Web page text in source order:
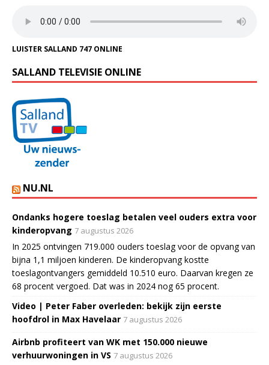
LUISTER SALLAND 747 ONLINE
SALLAND TELEVISIE ONLINE
NU.NL
Ondanks hogere toeslag betalen veel ouders extra voor
kinderopvang 7 augustus 2026
In 2025 ontvingen 719.000 ouders toeslag voor de opvang van
bijna 1,1 miljoen kinderen. De kinderopvang kostte
toeslagontvangers gemiddeld 10.510 euro. Daarvan kregen ze
68 procent vergoed. Dat was in 2024 nog 65 procent.
Video | Peter Faber overleden: bekijk zijn eerste
hoofdrol in Max Havelaar 7 augustus 2026
Airbnb profiteert van WK met 150.000 nieuwe
verhuurwoningen in VS 7 augustus 2026